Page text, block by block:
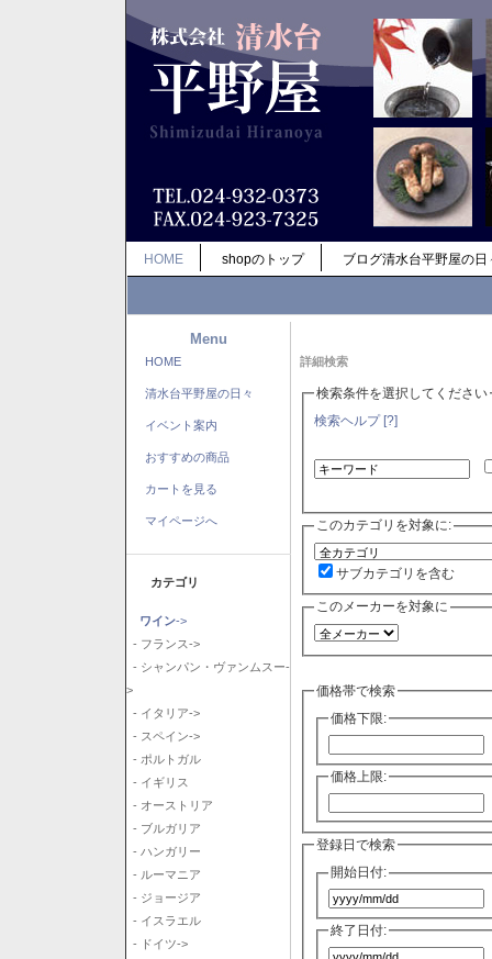
HOME shopのトップ ブログ清水台平野屋の日
Menu
HOME
清水台平野屋の日々
イベント案内
おすすめの商品
カートを見る
マイページへ
カテゴリ
ワイン->
- フランス->
- シャンパン・ヴァンムスー-
>
- イタリア->
- スペイン->
- ポルトガル
- イギリス
- オーストリア
- ブルガリア
- ハンガリー
- ルーマニア
- ジョージア
- イスラエル
- ドイツ->
詳細検索
検索条件を選択してください
検索ヘルプ [?]
このカテゴリを対象に:
サブカテゴリを含む
このメーカーを対象に
価格帯で検索
価格下限:
価格上限:
登録日で検索
開始日付:
終了日付: